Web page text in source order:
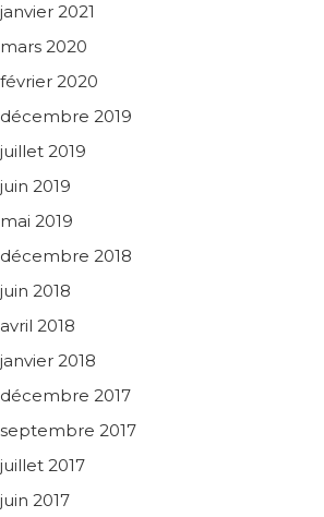
janvier 2021
mars 2020
février 2020
décembre 2019
juillet 2019
juin 2019
mai 2019
décembre 2018
juin 2018
avril 2018
janvier 2018
décembre 2017
septembre 2017
juillet 2017
juin 2017